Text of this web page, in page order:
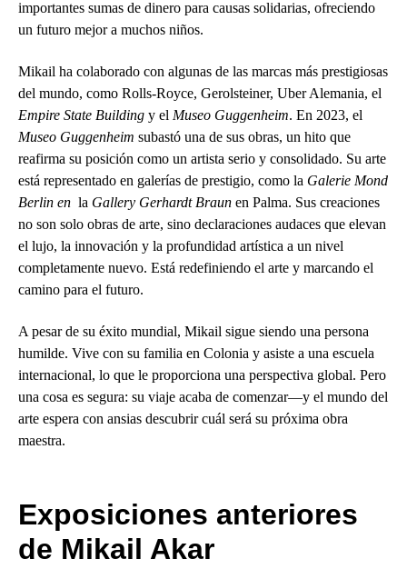
importantes sumas de dinero para causas solidarias, ofreciendo
un futuro mejor a muchos niños.
Mikail ha colaborado con algunas de las marcas más prestigiosas
del mundo, como Rolls-Royce, Gerolsteiner, Uber Alemania, el
Empire State Building y el Museo Guggenheim. En 2023, el
Museo Guggenheim subastó una de sus obras, un hito que
reafirma su posición como un artista serio y consolidado. Su arte
está representado en galerías de prestigio, como la Galerie Mond
Berlin en la Gallery Gerhardt Braun en Palma. Sus creaciones
no son solo obras de arte, sino declaraciones audaces que elevan
el lujo, la innovación y la profundidad artística a un nivel
completamente nuevo. Está redefiniendo el arte y marcando el
camino para el futuro.
A pesar de su éxito mundial, Mikail sigue siendo una persona
humilde. Vive con su familia en Colonia y asiste a una escuela
internacional, lo que le proporciona una perspectiva global. Pero
una cosa es segura: su viaje acaba de comenzar—y el mundo del
arte espera con ansias descubrir cuál será su próxima obra
maestra.
Exposiciones anteriores
de Mikail Akar